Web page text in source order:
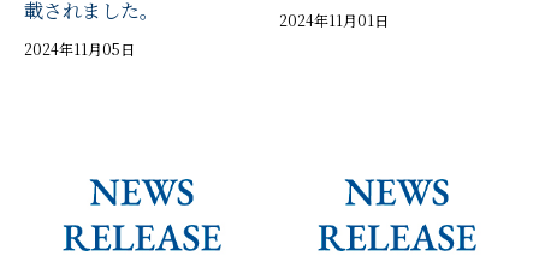
載されました。
2024年11月05日
2024年11月01日